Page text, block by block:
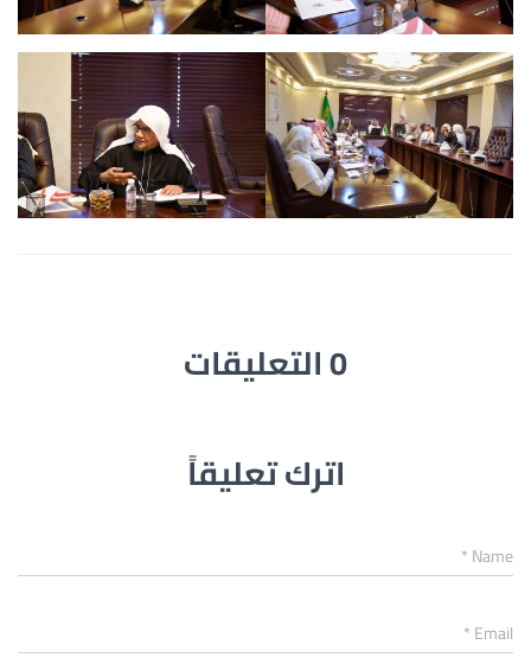
0 التعليقات
اترك تعليقاً
Name
*
Email
*